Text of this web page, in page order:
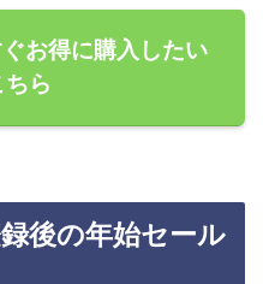
お得に購入したい
ら
後の年始セール